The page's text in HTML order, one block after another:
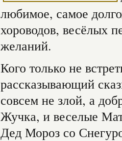
любимое, самое
хороводов, весёлых
желаний.
Кого только не
рассказывающий
совсем не злой, а
Жучка, и веселые
Дед Мороз со